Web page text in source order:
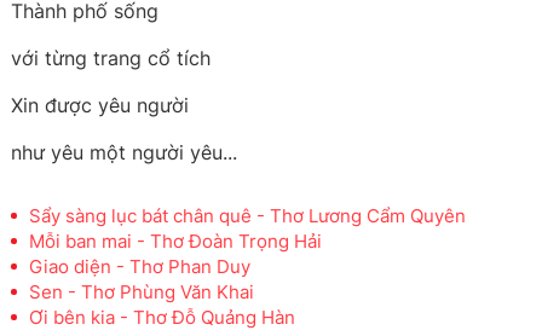
Thành phố sống
với từng trang cổ tích
Xin được yêu người
như yêu một người yêu...
Sẩy sàng lục bát chân quê - Thơ Lương Cẩm Quyên
Mỗi ban mai - Thơ Đoàn Trọng Hải
Giao diện - Thơ Phan Duy
Sen - Thơ Phùng Văn Khai
Ơi bên kia - Thơ Đỗ Quảng Hàn